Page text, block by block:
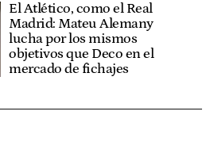
El Atlético, como el Real
Madrid: Mateu Alemany
lucha por los mismos
objetivos que Deco en el
mercado de fichajes